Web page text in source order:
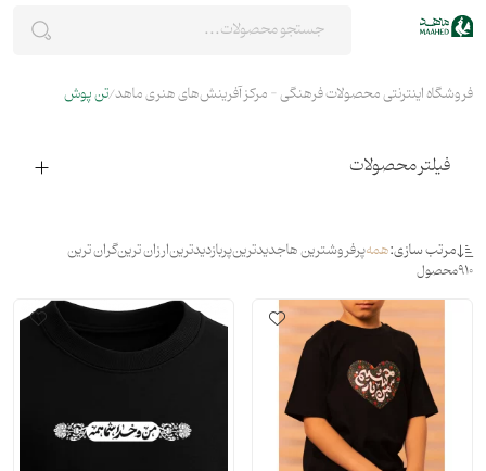
فروشگاه اینترنتی محصولات فرهنگی - مرکز آفرینش‌های هنری ماهد تن پوش
فیلتر محصولات
مرتب سازی:همهپرفروشترین هاجدیدترینپربازدیدترینارزان ترینگران ترین
910محصول